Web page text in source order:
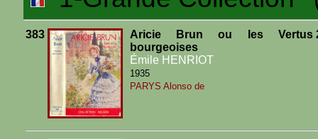
383
Aricie Brun ou les Vertus
bourgeoises
Émile HENRIOT
1935
PARYS Alonso de